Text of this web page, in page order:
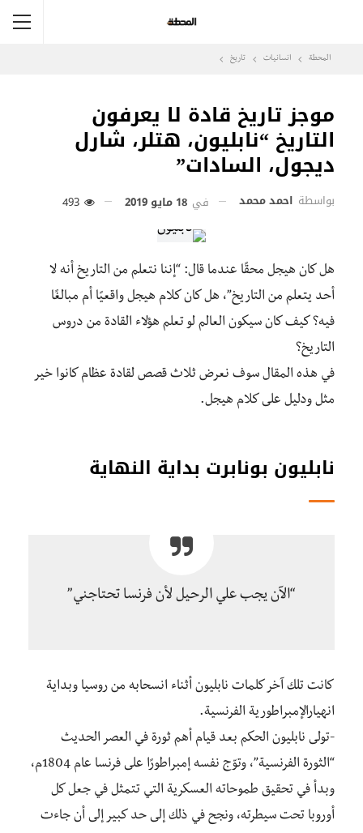
المحطة انسانيات تاريخ
موجز تاريخ قادة لا يعرفون
التاريخ “نابليون، هتلر، شارل
ديجول، السادات”
بواسطة احمد محمد في 18 مايو 2019
هل كان هيجل محقًا عندما قال: “إننا نتعلم من التاريخ أنه لا
أحد يتعلم من التاريخ”، هل كان كلام هيجل واقعيًا أم مبالغًا
فيه؟ كيف كان سيكون العالم لو تعلم هؤلاء القادة من دروس
التاريخ؟
في هذه المقال سوف نعرض ثلاث قصص لقادة عظام كانوا خير
مثل ودليل على كلام هيجل.
نابليون بونابرت بداية النهاية
“الآن يجب علي الرحيل لأن فرنسا تحتاجني”
كانت تلك آخر كلمات نابليون أثناء انسحابه من روسيا وبداية
انهيارالإمبراطورية الفرنسية.
-تولى نابليون الحكم بعد قيام أهم ثورة في العصر الحديث
“الثورة الفرنسية”، وتوّج نفسه إمبراطورًا على فرنسا عام 1804م،
وبدأ في تحقيق طموحاته العسكرية التي تتمثل في جعل كل
أوروبا تحت سيطرته، ونجح في ذلك إلى حد كبير إلى أن جاءت